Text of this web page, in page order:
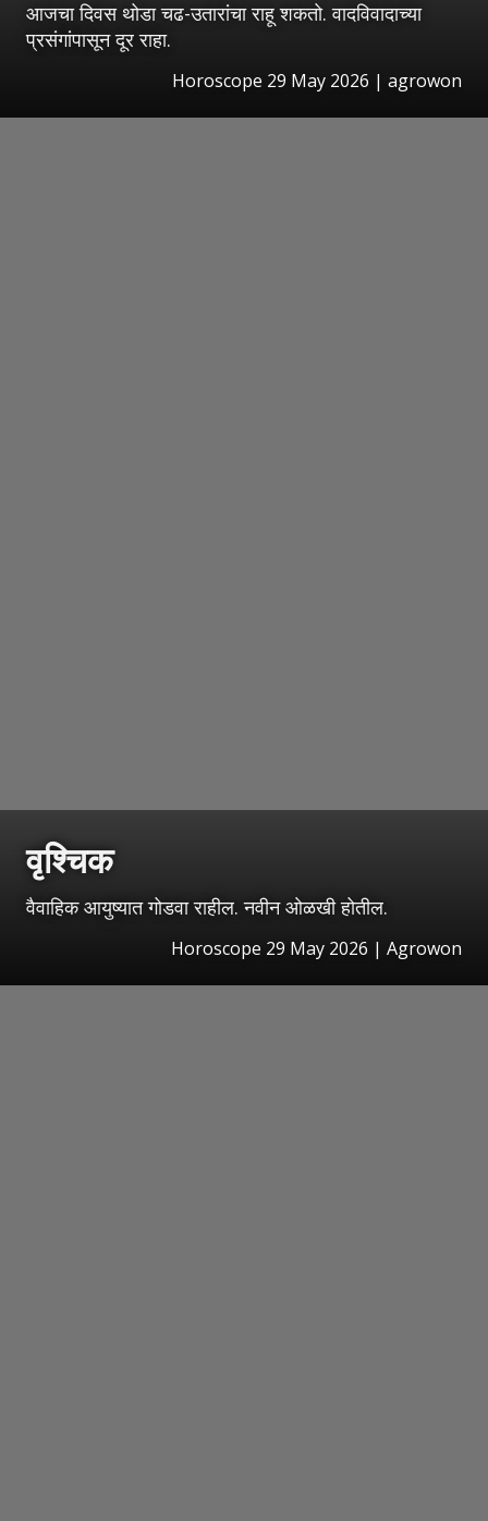
आजचा दिवस थोडा चढ-उतारांचा राहू शकतो. वादविवादाच्या
प्रसंगांपासून दूर राहा.
Horoscope 29 May 2026 | agrowon
वृश्चिक
वैवाहिक आयुष्यात गोडवा राहील. नवीन ओळखी होतील.
Horoscope 29 May 2026 | Agrowon